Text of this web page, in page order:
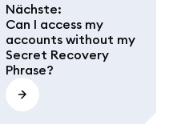
Nächste:
Can I access my
accounts without my
Secret Recovery
Phrase?